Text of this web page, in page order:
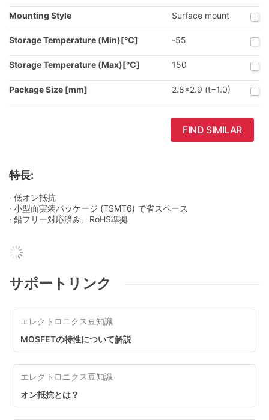
Mounting Style Surface mount
Storage Temperature (Min)[℃] -55
Storage Temperature (Max)[℃] 150
Package Size [mm] 2.8x2.9 (t=1.0)
FIND SIMILAR
特長:
· 低オン抵抗
· 小型面実装パッケージ (TSMT6) で省スペース
· 鉛フリー対応済み、RoHS準拠
サポートリンク
エレクトロニクス豆知識
MOSFETの特性について解説
エレクトロニクス豆知識
オン抵抗とは？